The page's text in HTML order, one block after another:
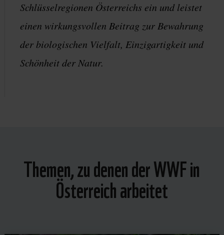
Schlüsselregionen Österreichs ein und leistet
einen wirkungsvollen Beitrag zur Bewahrung
der biologischen Vielfalt, Einzigartigkeit und
Schönheit der Natur.
Themen, zu denen der WWF in
Österreich arbeitet